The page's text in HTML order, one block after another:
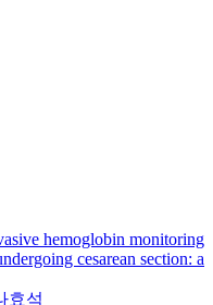
hemoglobin monitoring
cesarean section: a
효석